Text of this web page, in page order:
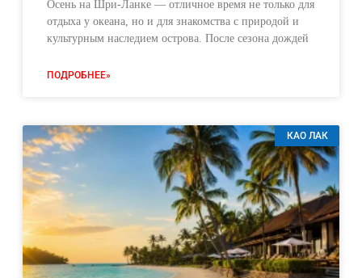
Осень на Шри-Ланке — отличное время не только для
отдыха у океана, но и для знакомства с природой и
культурным наследием острова. После сезона дождей
ПОДРОБНЕЕ»
КАО ЛАК